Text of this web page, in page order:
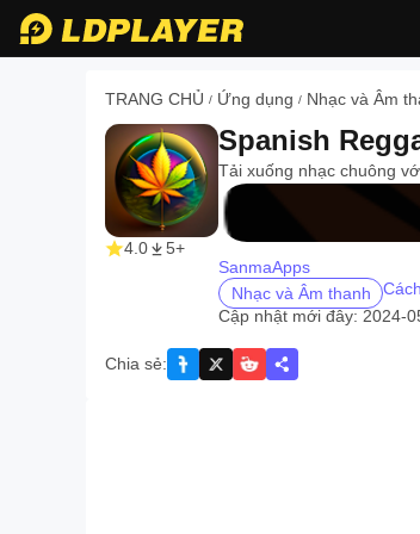
TRANG CHỦ / Ứng dụng / Nhạc và Âm
4.0 5+
Spanish
Tải xuống nhạc chuông
recommend
SanmaApps
Nhạc và Âm thanh
Cập nhật mới đây: 2024-
Chia sẻ: